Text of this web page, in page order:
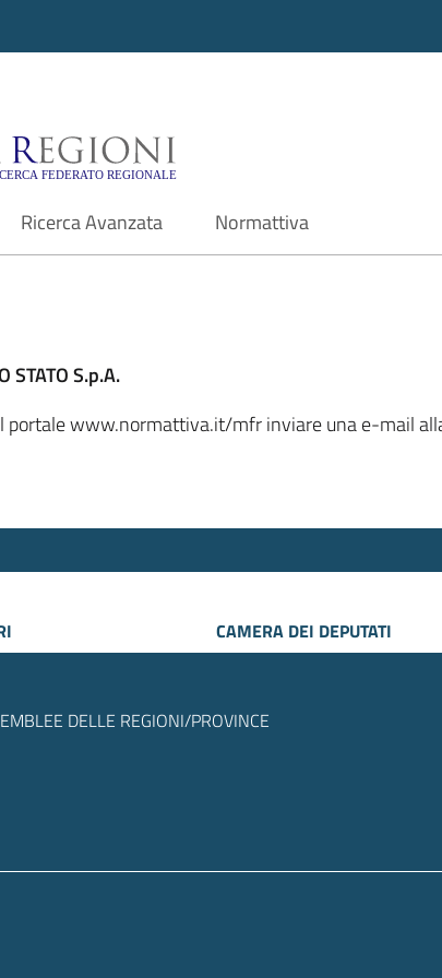
- Motore di
Ricerca Avanzata Normattiva
STATO S.p.A.
portale www.normattiva.it/mfr inviare una e-mail
CAMERA DEI DEPUTATI
DELLE REGIONI/PROVINCE